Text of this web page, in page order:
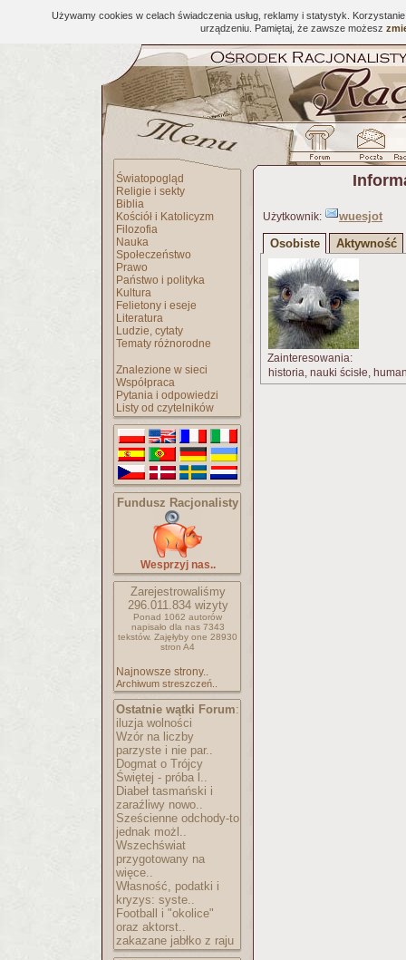
Używamy cookies w celach świadczenia usług, reklamy i statystyk.
urządzeniu. Pamiętaj, że zawsze możesz
Światopogląd
Religie i sekty
Biblia
Kościół i Katolicyzm
Filozofia
Nauka
Społeczeństwo
Prawo
Państwo i polityka
Kultura
Felietony i eseje
Literatura
Ludzie, cytaty
Tematy różnorodne
Znalezione w sieci
Współpraca
Pytania i odpowiedzi
Listy od czytelników
Fundusz Racjonalisty
Wesprzyj nas..
Zarejestrowaliśmy
296.011.834wizyty
Ponad 1062 autorów
napisało dla nas 7343
tekstów. Zajęłyby one 28930
stron A4
Najnowsze strony..
Archiwum streszczeń..
Ostatnie wątki Forum:
iluzja wolności
Wzór na liczby
parzyste i nie par..
Dogmat o Trójcy
Świętej - próba l..
Diabeł tasmański i
zaraźliwy nowo..
Sześcienne odchody-to
jednak możl..
Wszechświat
przygotowany na
więce..
Własność, podatki i
kryzys: syste..
Football i "okolice"
oraz aktorst..
zakazane jabłko z raju
Użytkownik:
wuesjot
Osobiste
Aktywność
Zainteresowania:
historia, nauki ścisłe,